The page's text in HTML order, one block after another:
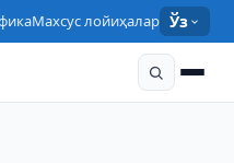
Махсус лойиҳалар Ўз